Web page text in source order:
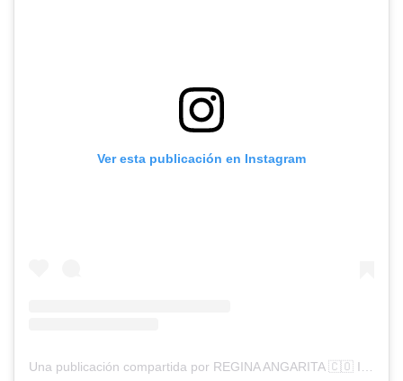
Ver esta publicación en Instagram